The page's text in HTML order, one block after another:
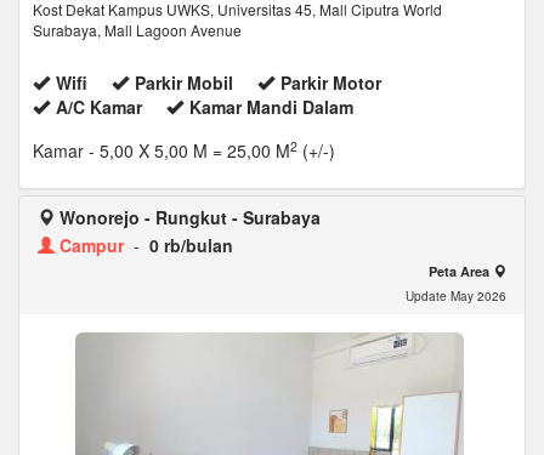
Kost Dekat Kampus UWKS, Universitas 45, Mall Ciputra World
Surabaya, Mall Lagoon Avenue
Wifi Parkir Mobil
Parkir Motor
A/C Kamar
Kamar Mandi Dalam
Kamar - 5,00 X 5,00 M = 25,00 M2 (+/-)
Wonorejo - Rungkut - Surabaya
Campur- 0 rb/bulan
Peta Area
Update May 2026